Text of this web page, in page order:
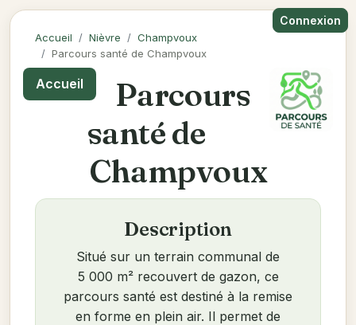
Connexion
Accueil Nièvre
Champvoux
Parcours santé de Champvoux
Accueil
Parcours
santé de
Champvoux
Description
Situé sur un terrain communal de
5 000 m² recouvert de gazon, ce
parcours santé est destiné à la remise
en forme en plein air. Il permet de